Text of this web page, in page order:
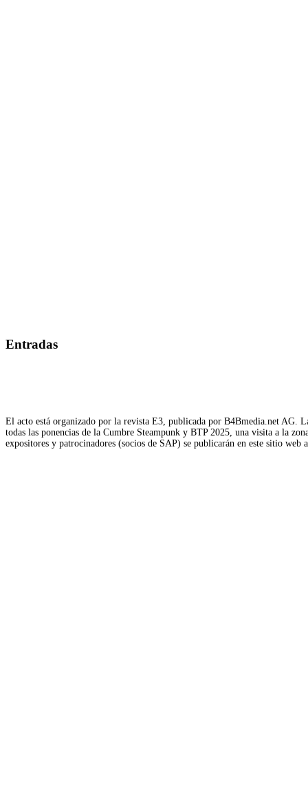
Entradas
El acto está organizado por la revista E3, publicada por B4Bmedia.net AG.
todas las ponencias de la Cumbre Steampunk y BTP 2025, una visita a la
expositores y patrocinadores (socios de SAP) se publicarán en este sitio web